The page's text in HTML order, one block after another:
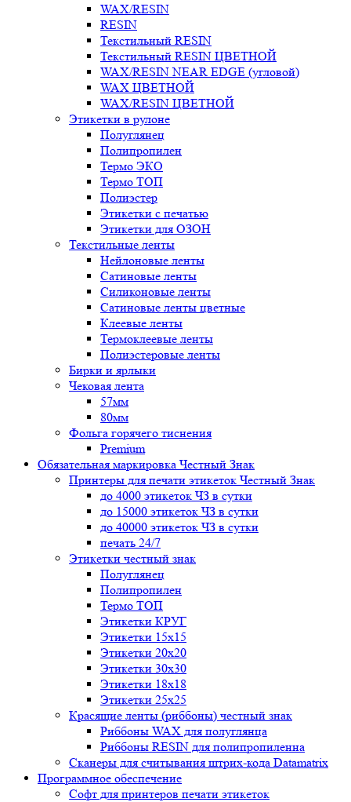
WAX/RESIN
RESIN
Текстильный RESIN
Текстильный RESIN ЦВЕТНОЙ
WAX/RESIN NEAR EDGE (угловой)
WAX ЦВЕТНОЙ
WAX/RESIN ЦВЕТНОЙ
Этикетки в рулоне
Полуглянец
Полипропилен
Термо ЭКО
Термо ТОП
Полиэстер
Этикетки с печатью
Этикетки для ОЗОН
Текстильные ленты
Нейлоновые ленты
Сатиновые ленты
Силиконовые ленты
Сатиновые ленты цветные
Клеевые ленты
Термоклеевые ленты
Полиэстеровые ленты
Бирки и ярлыки
Чековая лента
57мм
80мм
Фольга горячего тиснения
Premium
Обязательная маркировка Честный Знак
Принтеры для печати этикеток Честный Знак
до 4000 этикеток ЧЗ в сутки
до 15000 этикеток ЧЗ в сутки
до 40000 этикеток ЧЗ в сутки
печать 24/7
Этикетки честный знак
Полуглянец
Полипропилен
Термо ТОП
Этикетки КРУГ
Этикетки 15х15
Этикетки 20х20
Этикетки 30х30
Этикетки 18х18
Этикетки 25х25
Красящие ленты (риббоны) честный знак
Риббоны WAX для полуглянца
Риббоны RESIN для полипропиленна
Сканеры для считывания штрих-кода Datamatrix
Программное обеспечение
Софт для принтеров печати этикеток